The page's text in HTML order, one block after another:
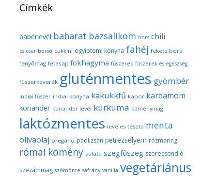
Címkék
babérlevél baharat bazsalikom bors chili
csicseriborsó cukkíni egyiptomi konyha fahéj fekete bors
fenyőmag fetasajt fokhagyma fűszerek fűszerek és egészség
fűszerkeverék gluténmentes gyömbér
indiai fűszer indiai konyha kakukkfű kapor kardamom
koriander koriander levél kurkuma köménymag
laktózmentes leveles tészta menta
olívaolaj oregano padlizsán petrezselyem rozmaring
római kömény saláta szegfűszeg szerecsendió
szezámmag szömörce sáfrány vanília vegetáriánus